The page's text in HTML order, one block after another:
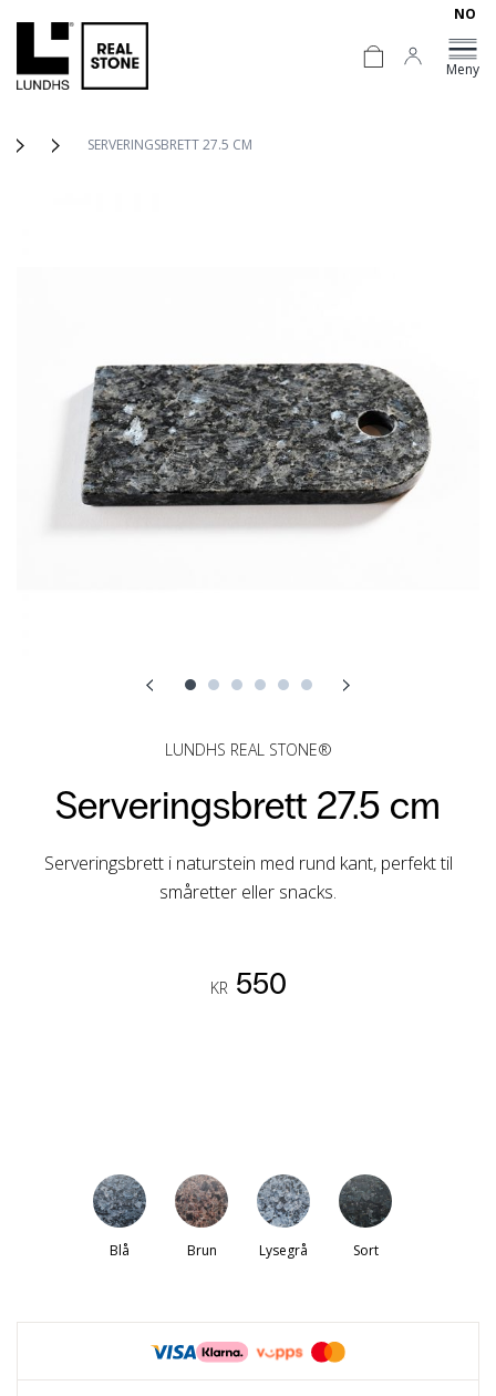
NO
Meny
SERVERINGSBRETT 27.5 CM
LUNDHS REAL STONE®
Serveringsbrett 27.5 cm
Serveringsbrett i naturstein med rund kant, perfekt til
småretter eller snacks.
KR550
Blå Brun Lysegrå Sort